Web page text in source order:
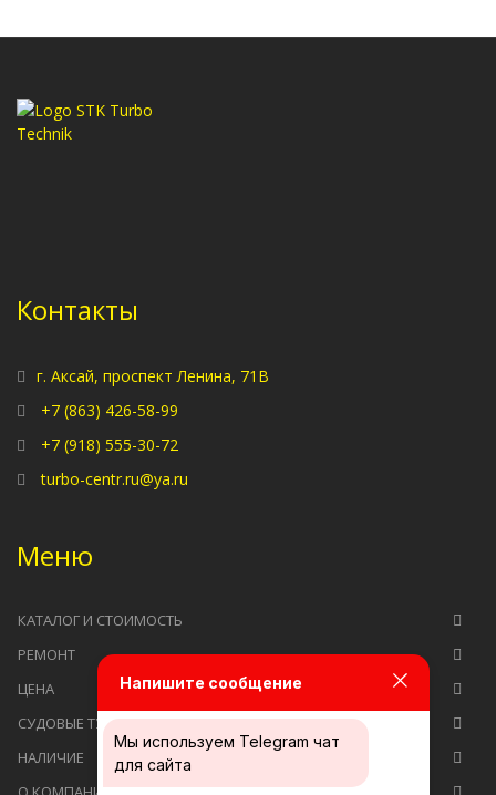
Контакты
г. Аксай, проспект Ленина, 71В
+7 (863) 426-58-99
+7 (918) 555-30-72
turbo-centr.ru@ya.ru
Меню
КАТАЛОГ И СТОИМОСТЬ
РЕМОНТ
ЦЕНА
СУДОВЫЕ ТУРБОКОМПРЕССОРЫ
НАЛИЧИЕ
Напишите сообщение
Мы используем Telegram чат
для сайта